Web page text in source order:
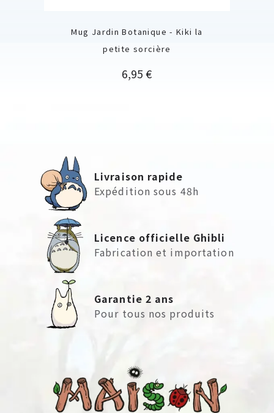
Mug Jardin Botanique - Kiki la
petite sorcière
Prix
6,95 €
Livraison rapide
Expédition sous 48h
Licence officielle Ghibli
Fabrication et importation
Garantie 2 ans
Pour tous nos produits